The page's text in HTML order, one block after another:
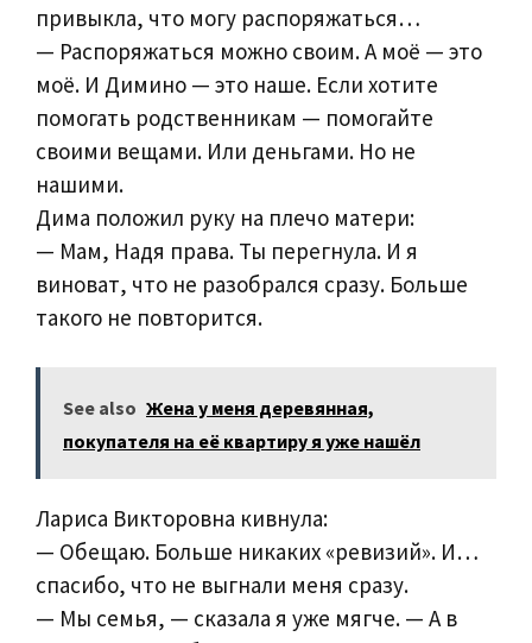
привыкла, что могу распоряжаться…
— Распоряжаться можно своим. А моё — это
моё. И Димино — это наше. Если хотите
помогать родственникам — помогайте
своими вещами. Или деньгами. Но не
нашими.
Дима положил руку на плечо матери:
— Мам, Надя права. Ты перегнула. И я
виноват, что не разобрался сразу. Больше
такого не повторится.
See also Жена у меня деревянная,
покупателя на её квартиру я уже нашёл
Лариса Викторовна кивнула:
— Обещаю. Больше никаких «ревизий». И…
спасибо, что не выгнали меня сразу.
— Мы семья, — сказала я уже мягче. — А в